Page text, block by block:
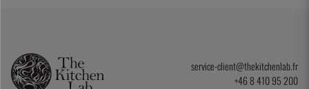
service-client@thekitchenlab.fr
+46 8 410 95 200